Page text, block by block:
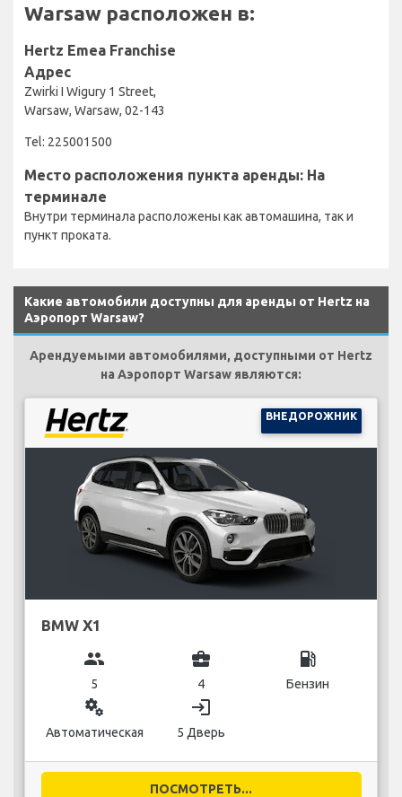
Warsaw расположен в:
Hertz Emea Franchise
Адрес
Zwirki I Wigury 1 Street,
Warsaw, Warsaw, 02-143
Tel: 225001500
Место расположения пункта аренды: На
терминале
Внутри терминала расположены как автомашина, так и
пункт проката.
Какие автомобили доступны для аренды от Hertz на
Аэропорт Warsaw?
Арендуемыми автомобилями, доступными от Hertz
на Аэропорт Warsaw являются:
ВНЕДОРОЖНИК
BMW X1
group
5
business_center
4
local_gas_station
Бензин
miscellaneous_services
Автоматическая
login
5 Дверь
ПОСМОТРЕТЬ...